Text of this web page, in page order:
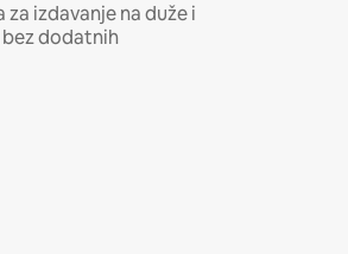
za izdavanje na duže i
dodatnih